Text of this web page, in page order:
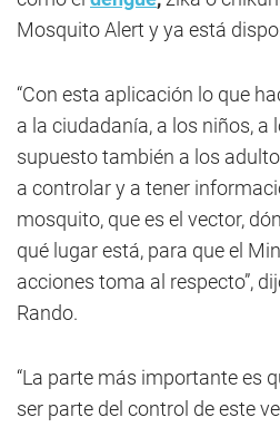
Mosquito Alert y ya está
“Con esta aplicación lo que
a la ciudadanía, a los niños, a
supuesto también a los
a controlar y a tener
mosquito, que es el vector,
qué lugar está, para que el
acciones toma al respecto”,
Rando.
“La parte más importante es
ser parte del control de este